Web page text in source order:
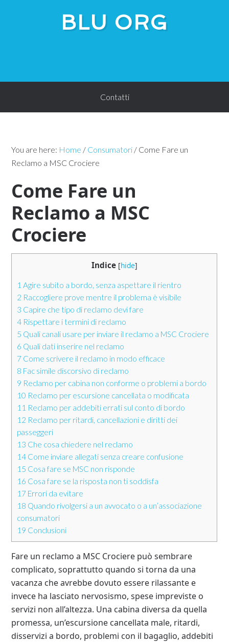
BLU ORG
Contatti
You are here: Home / Consumatori / Come Fare un
Reclamo a MSC Crociere
Come Fare un
Reclamo a MSC
Crociere
Indice [hide]
1 Agire subito a bordo, senza aspettare il rientro
2 Raccogliere prove mentre il problema è visibile
3 Capire che tipo di reclamo devi fare
4 Rispettare i termini di reclamo
5 Quali canali usare per inviare il reclamo a MSC Crociere
6 Quali dati inserire nel reclamo
7 Come scrivere il reclamo in modo efficace
8 Fac simile discorsivo di reclamo
9 Reclamo per cabina non conforme o problemi a bordo
10 Reclamo per escursione cancellata o modificata
11 Reclamo per addebiti errati sul conto di bordo
12 Reclamo per ritardi, cancellazioni e diritti dei
passeggeri
13 Che cosa chiedere nel reclamo
14 Come inviare allegati senza creare confusione
15 Cosa fare se MSC non risponde
16 Cosa fare se la risposta non ti soddisfa
17 Errori da evitare
18 Quando rivolgersi a un avvocato o a un’associazione
consumatori
19 Conclusioni
Fare un reclamo a MSC Crociere può sembrare
complicato, soprattutto quando si torna da una
vacanza che avrebbe dovuto essere rilassante e
invece ha lasciato nervosismo, spese impreviste o
servizi non all’altezza. Una cabina diversa da quella
promessa, un’escursione cancellata male, ritardi,
disservizi a bordo, problemi con il bagaglio, addebiti